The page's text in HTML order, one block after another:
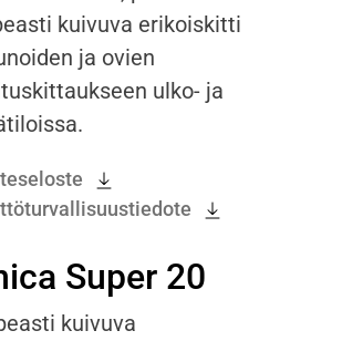
kuivuva erikoiskitti
ja ovien
ulko- ja
Super 20
kuivuva